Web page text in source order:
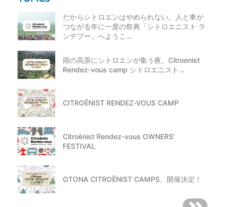
だからシトロエンはやめられない。人と車が
つながる年に一度の祭典「シトロエニスト ラ
ンデブー」へようこ…
雨の高原にシトロエンが集う夜。Citroenist
Rendez-vous camp シトロエニスト…
CITROËNIST RENDEZ-VOUS CAMP
Citroënist Rendez-vous OWNERS’
FESTIVAL
OTONA CITROËNIST CAMPS、開催決定！